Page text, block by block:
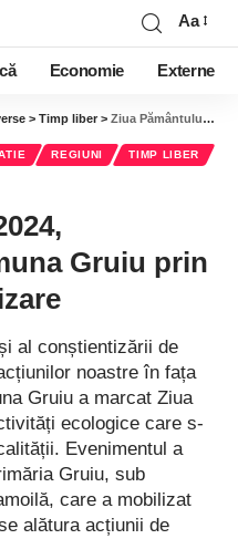
Aa
Economie Externe
> Timp liber > Ziua Pământului 2024, sărbătorită în comuna Gruiu prin acţiuni de ecologizare
REGIUNI TIMP LIBER
Gruiu prin
al conștientizării de
noastre în fața
Gruiu a marcat Ziua
ecologice care s-
Evenimentul a
Gruiu, sub
care a mobilizat
alătura acțiunii de